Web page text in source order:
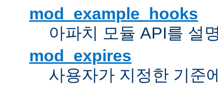
mod_example_hooks
아파치 모듈 API를 설
mod_expires
사용자가 지정한 기준